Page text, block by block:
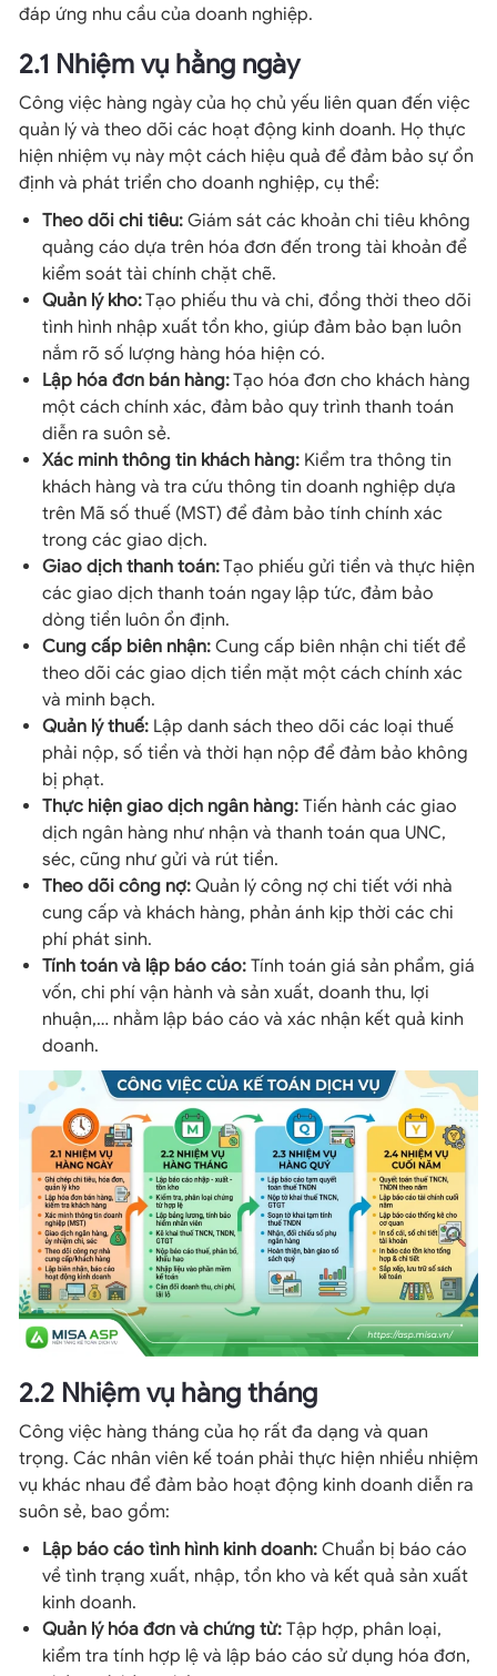
đáp ứng nhu cầu của doanh nghiệp.
2.1 Nhiệm vụ hằng ngày
Công việc hàng ngày của họ chủ yếu liên quan đến việc
quản lý và theo dõi các hoạt động kinh doanh. Họ thực
hiện nhiệm vụ này một cách hiệu quả để đảm bảo sự ổn
định và phát triển cho doanh nghiệp, cụ thể:
Theo dõi chi tiêu: Giám sát các khoản chi tiêu không
quảng cáo dựa trên hóa đơn đến trong tài khoản để
kiểm soát tài chính chặt chẽ.
Quản lý kho:Tạo phiếu thu và chi, đồng thời theo dõi
tình hình nhập xuất tồn kho, giúp đảm bảo bạn luôn
nắm rõ số lượng hàng hóa hiện có.
Lập hóa đơn bán hàng:Tạo hóa đơn cho khách hàng
một cách chính xác, đảm bảo quy trình thanh toán
diễn ra suôn sẻ.
Xác minh thông tin khách hàng: Kiểm tra thông tin
khách hàng và tra cứu thông tin doanh nghiệp dựa
trên Mã số thuế (MST) để đảm bảo tính chính xác
trong các giao dịch.
Giao dịch thanh toán:Tạo phiếu gửi tiền và thực hiện
các giao dịch thanh toán ngay lập tức, đảm bảo
dòng tiền luôn ổn định.
Cung cấp biên nhận: Cung cấp biên nhận chi tiết để
theo dõi các giao dịch tiền mặt một cách chính xác
và minh bạch.
Quản lý thuế: Lập danh sách theo dõi các loại thuế
phải nộp, số tiền và thời hạn nộp để đảm bảo không
bị phạt.
Thực hiện giao dịch ngân hàng: Tiến hành các giao
dịch ngân hàng như nhận và thanh toán qua UNC,
séc, cũng như gửi và rút tiền.
Theo dõi công nợ: Quản lý công nợ chi tiết với nhà
cung cấp và khách hàng, phản ánh kịp thời các chi
phí phát sinh.
Tính toán và lập báo cáo: Tính toán giá sản phẩm, giá
vốn, chi phí vận hành và sản xuất, doanh thu, lợi
nhuận,… nhằm lập báo cáo và xác nhận kết quả kinh
doanh.
2.2 Nhiệm vụ hàng tháng
Công việc hàng tháng của họ rất đa dạng và quan
trọng. Các nhân viên kế toán phải thực hiện nhiều nhiệm
vụ khác nhau để đảm bảo hoạt động kinh doanh diễn ra
suôn sẻ, bao gồm:
Lập báo cáo tình hình kinh doanh: Chuẩn bị báo cáo
về tình trạng xuất, nhập, tồn kho và kết quả sản xuất
kinh doanh.
Quản lý hóa đơn và chứng từ: Tập hợp, phân loại,
kiểm tra tính hợp lệ và lập báo cáo sử dụng hóa đơn,